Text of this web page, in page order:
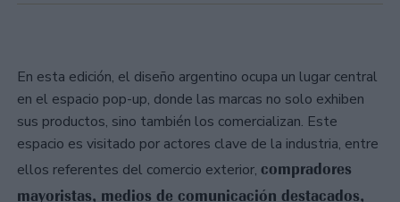
En esta edición, el diseño argentino ocupa un lugar central
en el espacio pop-up, donde las marcas no solo exhiben
sus productos, sino también los comercializan. Este
espacio es visitado por actores clave de la industria, entre
ellos referentes del comercio exterior, compradores
mayoristas, medios de comunicación destacados,